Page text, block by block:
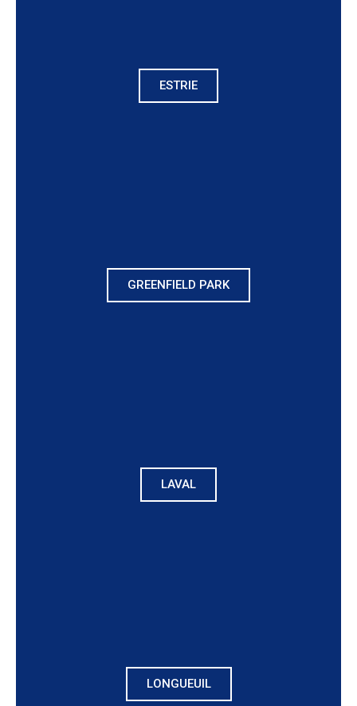
ESTRIE
GREENFIELD PARK
LAVAL
LONGUEUIL